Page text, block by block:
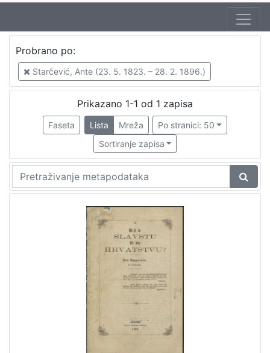
Jezik
hrvatski
cjelina
Zagreb na pragu modernog doba
Probrano po:
Starčević, Ante (23. 5. 1823. – 28. 2. 1896.)
Prikazano 1-1 od 1 zapisa
Faseta Lista Mreža
Po stranici: 50
Sortiranje zapisa